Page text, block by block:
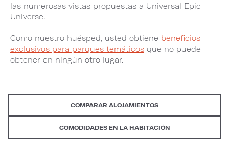
las numerosas vistas propuestas a Universal Epic
Universe.
Como nuestro huésped, usted obtiene beneficios
exclusivos para parques temáticos que no puede
obtener en ningún otro lugar.
COMPARAR ALOJAMIENTOS
COMODIDADES EN LA HABITACIÓN